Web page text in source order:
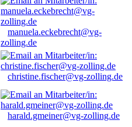
manuela.eckebrecht@vg-
zolling.de
christine.fischer@vg-zolling.de
harald.gmeiner@vg-zolling.de